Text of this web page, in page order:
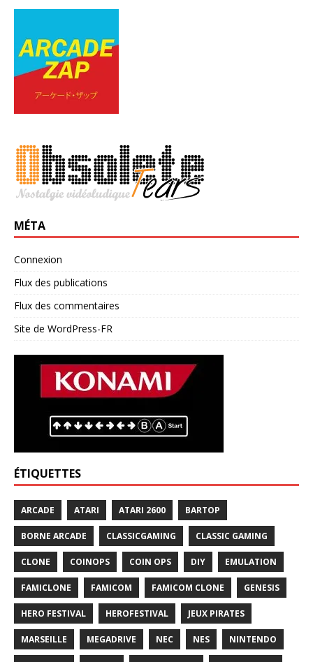
MÉTA
Connexion
Flux des publications
Flux des commentaires
Site de WordPress-FR
ÉTIQUETTES
ARCADE ATARI ATARI 2600 BARTOP
BORNE ARCADE CLASSICGAMING CLASSIC GAMING
CLONE COINOPS COIN OPS DIY EMULATION
FAMICLONE FAMICOM FAMICOM CLONE GENESIS
HERO FESTIVAL HEROFESTIVAL JEUX PIRATES
MARSEILLE MEGADRIVE NEC NES NINTENDO